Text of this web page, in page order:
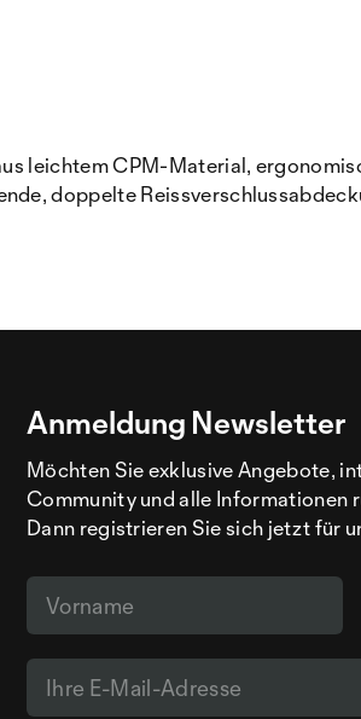
leichtem CPM-Material,
doppelte
Anmeldung Newsletter
Möchten Sie exklusive Angebote,
Community und alle Informationen
Dann registrieren Sie sich jetzt für